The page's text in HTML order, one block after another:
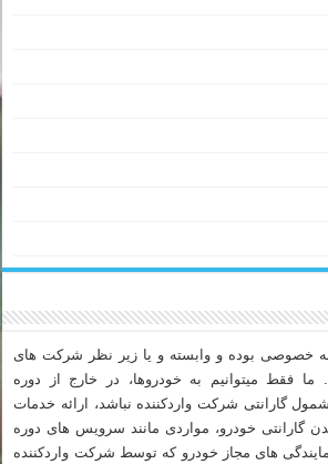
خصوصی بوده و وابسته و یا زیر نظر شرکت های
ما فقط میتوانیم به خودروها، در خارج از دوره
گارانتی شرکت واردکننده نباشد، ارائه خدمات
گارانتی خودرو، مواردی مانند سرویس های دوره
های مجاز خودرو که توسط شرکت واردکننده